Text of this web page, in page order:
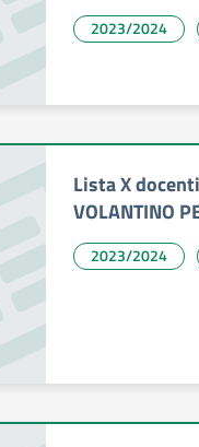
2023/2024
Lista X
VOLANTINO
2023/2024